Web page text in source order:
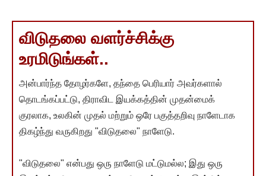
விடுதலை வளர்ச்சிக்கு
உரமிடுங்கள்..
அன்பார்ந்த தோழர்களே, தந்தை பெரியார் அவர்களால்
தொடங்கப்பட்டு, திராவிட இயக்கத்தின் முதன்மைக்
குரலாக, உலகின் முதல் மற்றும் ஒரே பகுத்தறிவு நாளேடாக
திகழ்ந்து வருகிறது "விடுதலை" நாளேடு.
"விடுதலை" என்பது ஒரு நாளேடு மட்டுமல்ல; இது ஒரு